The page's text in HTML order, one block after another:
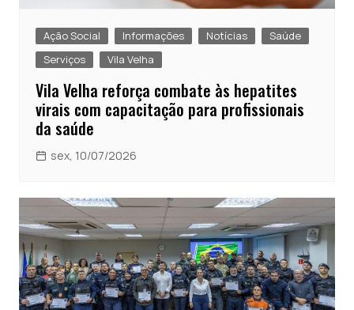
Ação Social Informações Notícias
Saúde
Serviços
Vila Velha
Vila Velha reforça combate às hepatites
virais com capacitação para profissionais
da saúde
sex, 10/07/2026